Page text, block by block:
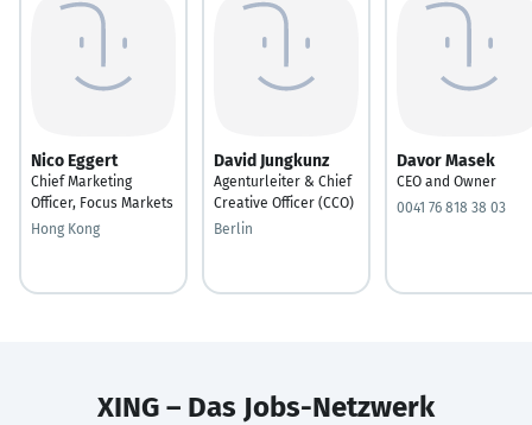
Nico Eggert
Chief Marketing
Officer, Focus Markets
Hong Kong
David Jungkunz
Agenturleiter & Chief
Creative Officer (CCO)
Berlin
Davor Masek
CEO and Owner
0041 76 818 38 03
XING – Das Jobs-Netzwerk